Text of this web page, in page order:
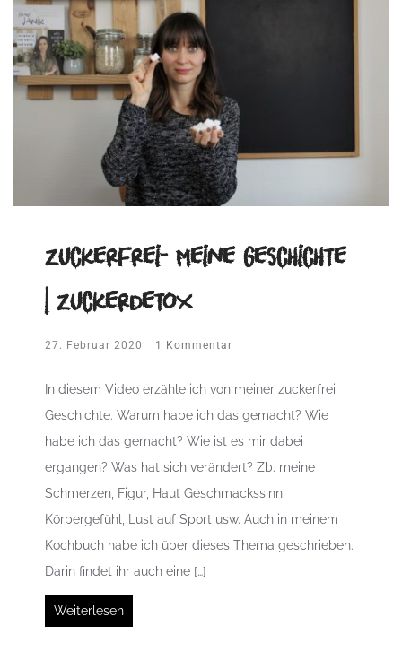
Zuckerfrei- Meine Geschichte
| Zuckerdetox
27. Februar 2020 1 Kommentar
In diesem Video erzähle ich von meiner zuckerfrei
Geschichte. Warum habe ich das gemacht? Wie
habe ich das gemacht? Wie ist es mir dabei
ergangen? Was hat sich verändert? Zb. meine
Schmerzen, Figur, Haut Geschmackssinn,
Körpergefühl, Lust auf Sport usw. Auch in meinem
Kochbuch habe ich über dieses Thema geschrieben.
Darin findet ihr auch eine […]
Weiterlesen